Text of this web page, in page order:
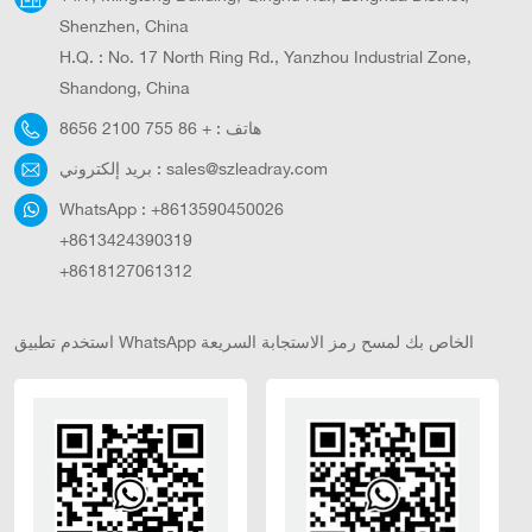
تلقائيًا وفقًا لظروف
الطقس، وتحسين تأثير
الإضاءة، وتعزيز الراحة
البصرية والسلامة
المرورية ليلًا.تستخدم
المتكاملة LGH ألواحًا
شمسية من السيليكون
أحادي البلورة عالية
الكفاءة، ومصابيح LED
العمر، وتقنية تحكم ذكية
(الساحات، والحدائق،
ومواقف السيارات،
ومزارع الأسماك،
والمزارع، وغيرها)، حيث
استجابةً لسياسة "خفض
Shenzhen, China
H.Q. : No. 17 North Ring Rd., Yanzhou Industrial Zone,
Shandong, China
هاتف : + 86 755 2100 8656
بريد إلكتروني : sales@szleadray.com
WhatsApp : +8613590450026
+8613424390319
+8618127061312
استخدم تطبيق WhatsApp الخاص بك لمسح رمز الاستجابة السريعة